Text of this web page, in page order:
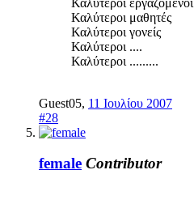
Καλύτεροι μαθητές
Καλύτεροι γονείς
Καλύτεροι ....
Καλύτεροι .........
Guest05, 11 Ιουλίου 2007
#28
female Contributor